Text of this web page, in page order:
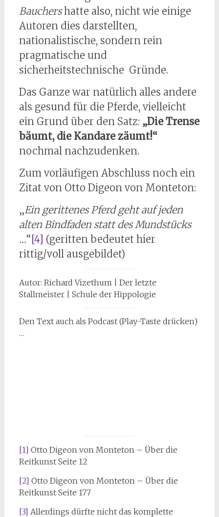
Bauchershatte also, nicht wie einige
Autoren dies darstellten,
nationalistische, sondern rein
pragmatische und
sicherheitstechnische Gründe.
Das Ganze war natürlich alles andere
als gesund für die Pferde, vielleicht
ein Grund über den Satz: „Die Trense
bäumt, die Kandare zäumt!“
nochmal nachzudenken.
Zum vorläufigen Abschluss noch ein
Zitat von Otto Digeon von Monteton:
„Ein gerittenes Pferd geht auf jeden
alten Bindfaden statt des Mundstücks
…“[4] (geritten bedeutet hier
rittig/voll ausgebildet)
Autor: Richard Vizethum | Der letzte
Stallmeister | Schule der Hippologie
Den Text auch als Podcast (Play-Taste drücken)
…
[1] Otto Digeon von Monteton – Über die
Reitkunst Seite 12
[2] Otto Digeon von Monteton – Über die
Reitkunst Seite 177
[3] Allerdings dürfte nicht das komplette